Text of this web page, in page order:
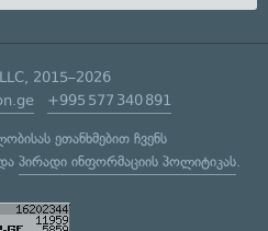
2015–2026
+995 577 340 891
ეთანხმებით ჩვენს
პირადი ინფორმაციის პოლიტიკას.